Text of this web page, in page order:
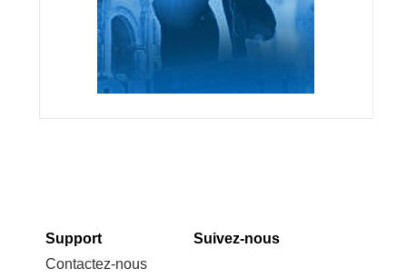
Support
Contactez-nous
Suivez-nous